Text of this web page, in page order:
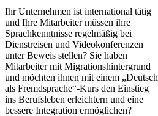
Ihr Unternehmen ist international tätig
und Ihre Mitarbeiter müssen ihre
Sprachkenntnisse regelmäßig bei
Dienstreisen und Videokonferenzen
unter Beweis stellen? Sie haben
Mitarbeiter mit Migrationshintergrund
und möchten ihnen mit einem „Deutsch
als Fremdsprache“-Kurs den Einstieg
ins Berufsleben erleichtern und eine
bessere Integration ermöglichen?